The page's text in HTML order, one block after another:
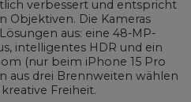
verbessert und entspricht
Objektiven. Die Kameras
aus: eine 48-MP-
intelligentes HDR und ein
(nur beim iPhone 15 Pro
aus drei Brennweiten wählen
Freiheit.